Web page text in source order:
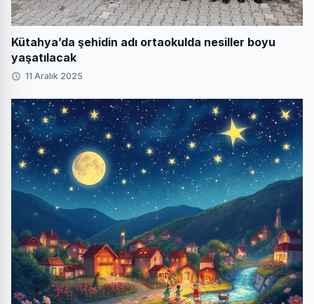
Kütahya’da şehidin adı ortaokulda nesiller boyu
yaşatılacak
11 Aralık 2025